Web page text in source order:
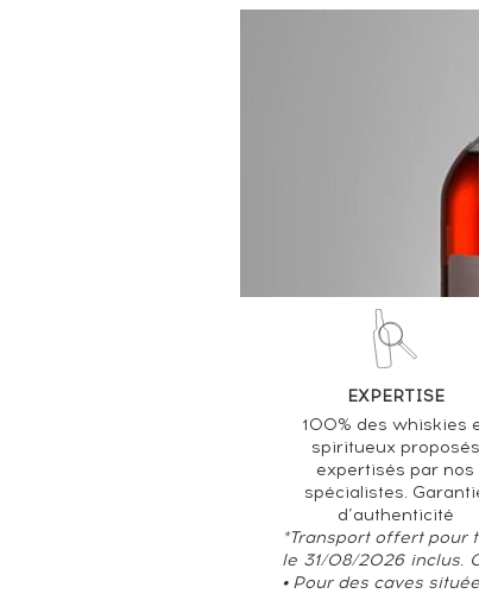
EXPERTISE
100% des whiskies
spiritueux proposés
expertisés par nos
spécialistes.
d’authenticité
*Transport offert pour
le 31/08/2026 inclus.
• Pour des caves